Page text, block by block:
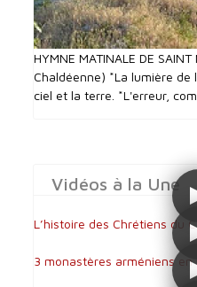
HYMNE MATINALE DE
Chaldéenne) *La lumière
ciel et la terre. *L'erreur,
Vidéos à la Une
L’histoire des Chrétiens du
3 monastères arméniens en